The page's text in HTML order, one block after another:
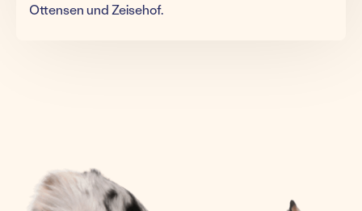
Ottensen und Zeisehof.